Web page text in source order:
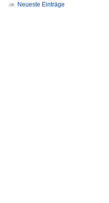
Neueste Einträge